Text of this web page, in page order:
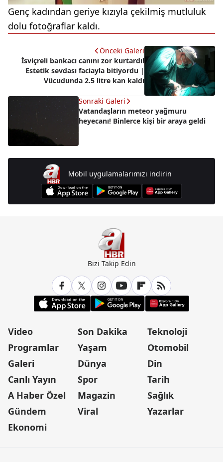
Genç kadından geriye kızıyla çekilmiş mutluluk
dolu fotoğraflar kaldı.
Önceki Galeri
İsviçreli bankacı canını zor kurtardı!
Estetik sevdası faciayla bitiyordu |
Vücudunda 2.5 litre kan kaldı
Sonraki Galeri
Vatandaşların meteor yağmuru
heyecanı! Binlerce kişi bir araya geldi
Mobil uygulamalarımızı indirin
Bizi Takip Edin
Video
Programlar
Galeri
Canlı Yayın
A Haber Özel
Gündem
Ekonomi
Son Dakika
Yaşam
Dünya
Spor
Magazin
Viral
Teknoloji
Otomobil
Din
Tarih
Sağlık
Yazarlar